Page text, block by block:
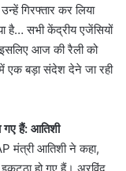
गिरफ्तार कर लिया
है… सभी केंद्रीय एजेंसियों
इसलिए आज की रैली को
एक बड़ा संदेश देने जा रही
गए हैं: आतिशी
मंत्री आतिशी ने कहा,